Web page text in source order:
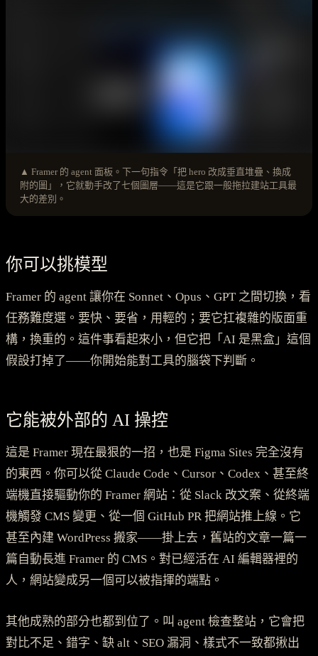
▲ Framer 的 agent 面板。下一句指令「把 hero 改成垂直堆疊、換成
附的圖」，它就動手改了七個圖層——這是它跟一般拖拉建站工具最
大的差別。
你可以挑模型
Framer 的 agent 讓你在 Sonnet、Opus、GPT 之間切換，看
任務難度選。要快、要省，用輕的；要它扛複雜的版面重
構，換重的。這件事看起來小，但它把「AI 是黑盒」這個
假設打掉了——你開始能對工具的腦袋下判斷。
它能被外部的 AI 操控
這是 Framer 現在最狠的一招，也是 Figma Sites 完全沒有
的東西。你可以從 Claude Code、Cursor、Codex、甚至終
端機直接驅動你的 Framer 網站：從 Slack 改文案、從終端
機觸發 CMS 變更、從一個 GitHub PR 把網站推上線。它
甚至內建 WordPress 搬家——掛上去，舊站的文章一篇一
篇自動長進 Framer 的 CMS。對已經活在 AI 編輯器裡的
人，網站變成另一個可以被指揮的端點。
其他成熟的部分也都到位了。叫 agent 檢查整站，它會把
對比不足、錯字、缺 alt、SEO 漏洞、樣式不一致都揪出